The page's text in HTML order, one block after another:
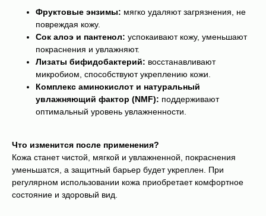
Фруктовые энзимы: мягко удаляют загрязнения, не
повреждая кожу.
Сок алоэ и пантенол: успокаивают кожу, уменьшают
покраснения и увлажняют.
Лизаты бифидобактерий: восстанавливают
микробиом, способствуют укреплению кожи.
Комплекс аминокислот и натуральный
увлажняющий фактор (NMF): поддерживают
оптимальный уровень увлажненности.
Что изменится после применения?
Кожа станет чистой, мягкой и увлажненной, покраснения
уменьшатся, а защитный барьер будет укреплен. При
регулярном использовании кожа приобретает комфортное
состояние и здоровый вид.